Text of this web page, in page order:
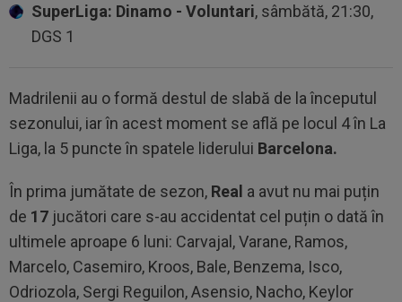
SuperLiga: Dinamo - Voluntari, sâmbătă, 21:30,
DGS 1
Madrilenii au o formă destul de slabă de la începutul
sezonului, iar în acest moment se află pe locul 4 în La
Liga, la 5 puncte în spatele liderului Barcelona.
În prima jumătate de sezon, Real a avut nu mai puțin
de 17 jucători care s-au accidentat cel puțin o dată în
ultimele aproape 6 luni: Carvajal, Varane, Ramos,
Marcelo, Casemiro, Kroos, Bale, Benzema, Isco,
Odriozola, Sergi Reguilon, Asensio, Nacho, Keylor